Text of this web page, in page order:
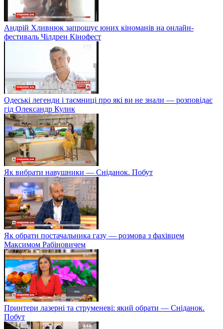
Андрій Хливнюк запрошує юних кіноманів на онлайн-
фестиваль Чілдрен Кінофест
Одеські легенди і таємниці про які ви не знали — розповідає
гід Олександр Кулик
Як вибрати навушники — Сніданок. Побут
Як обрати постачальника газу — розмова з фахівцем
Максимом Рабіновичем
Принтери лазерні та струменеві: який обрати — Сніданок.
Побут